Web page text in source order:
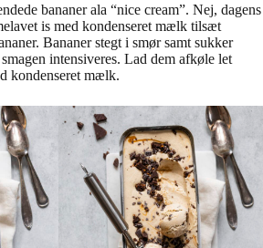
bananer ala “nice cream”. Nej, dagens
is med kondenseret mælk tilsæt
Bananer stegt i smør samt sukker
intensiveres. Lad dem afkøle let
kondenseret mælk.